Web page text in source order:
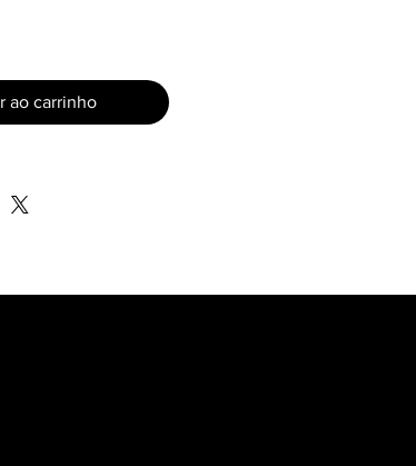
ao carrinho